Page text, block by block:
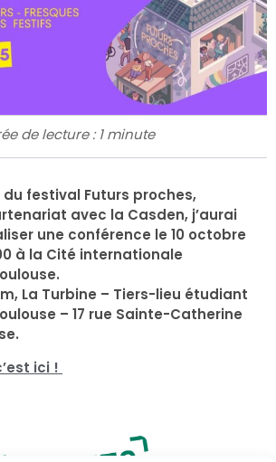
de lecture : 1 minute
festival Futurs proches,
avec la Casden, j’aurai
une conférence le 10 octobre
à la Cité internationale
La Turbine – Tiers-lieu étudiant
– 17 rue Sainte-Catherine
ici !